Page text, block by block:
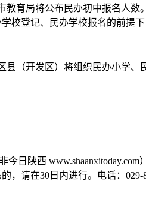
育局将公布民办初中报名人
校登记、民办学校报名的前提
（开发区）将组织民办小学
日陕西
请在30日内进行。电话：029-